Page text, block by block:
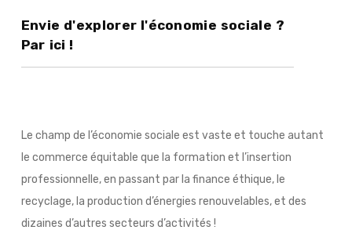
Envie d'explorer l'économie sociale ?
Par ici !
Le champ de l’économie sociale est vaste et touche autant
le commerce équitable que la formation et l’insertion
professionnelle, en passant par la finance éthique, le
recyclage, la production d’énergies renouvelables, et des
dizaines d’autres secteurs d’activités !